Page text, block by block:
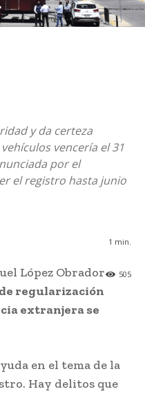
y da certeza
vencería el 31
por el
el registro hasta junio
1 min.
505
López Obrador
regularización
extranjera se
en el tema de la
Hay delitos que